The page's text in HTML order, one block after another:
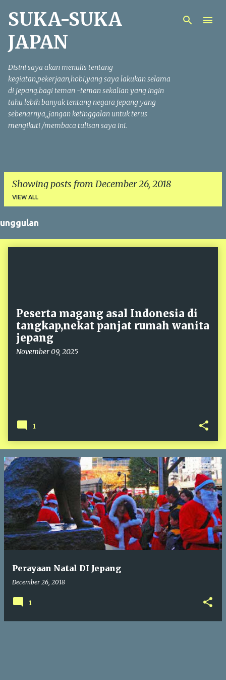
Skip to main content
SUKA-SUKA
JAPAN
Disini saya akan menulis tentang
kegiatan,pekerjaan,hobi,yang saya lakukan selama
di jepang.bagi teman -teman sekalian yang ingin
tahu lebih banyak tentang negara jepang yang
sebenarnya,,jangan ketinggalan untuk terus
mengikuti /membaca tulisan saya ini.
Showing posts from December 26, 2018
VIEW ALL
unggulan
Peserta magang asal Indonesia di
tangkap,nekat panjat rumah wanita
jepang
November 09, 2025
1
Perayaan Natal DI Jepang
December 26, 2018
1